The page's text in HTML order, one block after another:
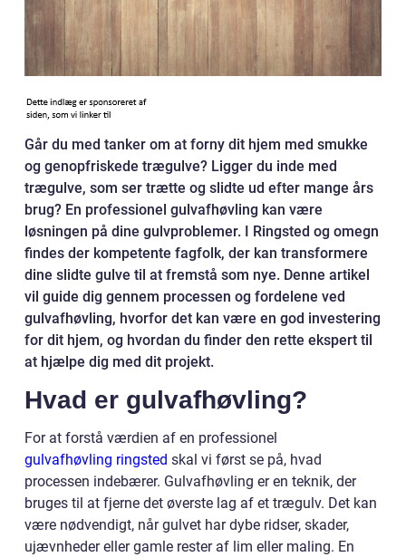
Går du med tanker om at forny dit hjem med smukke
og genopfriskede trægulve? Ligger du inde med
trægulve, som ser trætte og slidte ud efter mange års
brug? En professionel gulvafhøvling kan være
løsningen på dine gulvproblemer. I Ringsted og omegn
findes der kompetente fagfolk, der kan transformere
dine slidte gulve til at fremstå som nye. Denne artikel
vil guide dig gennem processen og fordelene ved
gulvafhøvling, hvorfor det kan være en god investering
for dit hjem, og hvordan du finder den rette ekspert til
at hjælpe dig med dit projekt.
Hvad er gulvafhøvling?
For at forstå værdien af en professionel
gulvafhøvling ringsted skal vi først se på, hvad
processen indebærer. Gulvafhøvling er en teknik, der
bruges til at fjerne det øverste lag af et trægulv. Det kan
være nødvendigt, når gulvet har dybe ridser, skader,
ujævnheder eller gamle rester af lim eller maling. En